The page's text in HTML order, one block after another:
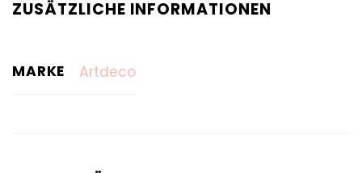
ZUSÄTZLICHE INFORMATIONEN
MARKE Artdeco